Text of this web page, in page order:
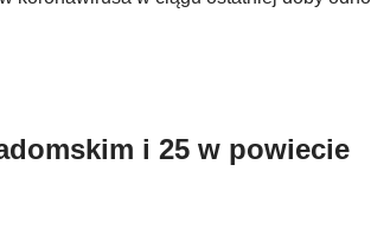
i 25 w powiecie